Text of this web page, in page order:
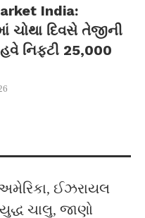
India:
ચોથા દિવસે તેજીની
નિફ્ટી 25,000
અમેરિકા, ઈઝરાયલ
ચાલુ, જાણો